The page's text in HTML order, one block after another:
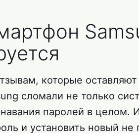
которые оставляют
сломали не только
паролей в целом.
и установить новый не